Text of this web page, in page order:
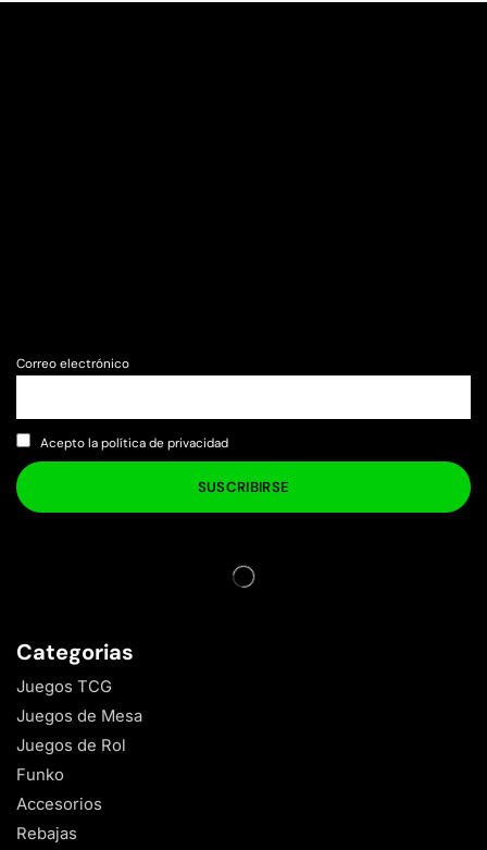
Correo electrónico
Acepto la política de privacidad
Categorias
Juegos TCG
Juegos de Mesa
Juegos de Rol
Funko
Accesorios
Rebajas